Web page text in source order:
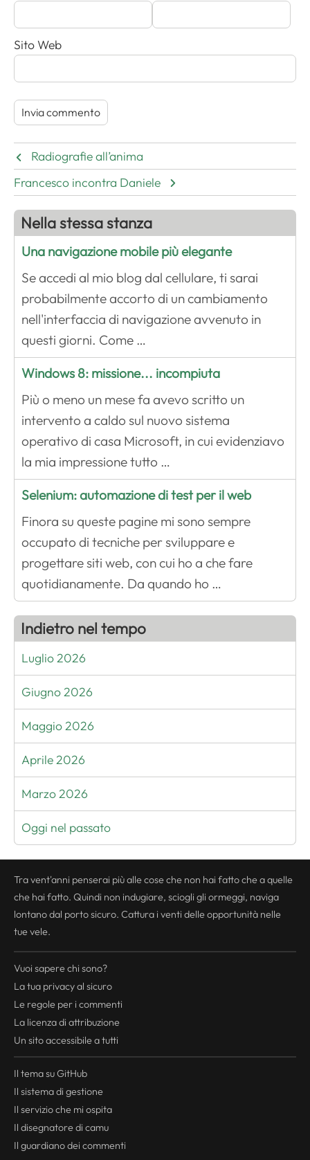
Sito Web
Radiografie all’anima
Francesco incontra Daniele
Nella stessa stanza
Una navigazione mobile più elegante
Se accedi al mio blog dal cellulare, ti sarai
probabilmente accorto di un cambiamento
nell'interfaccia di navigazione avvenuto in
questi giorni. Come …
Windows 8: missione... incompiuta
Più o meno un mese fa avevo scritto un
intervento a caldo sul nuovo sistema
operativo di casa Microsoft, in cui evidenziavo
la mia impressione tutto …
Selenium: automazione di test per il web
Finora su queste pagine mi sono sempre
occupato di tecniche per sviluppare e
progettare siti web, con cui ho a che fare
quotidianamente. Da quando ho …
Indietro nel tempo
Luglio 2026
Giugno 2026
Maggio 2026
Aprile 2026
Marzo 2026
Oggi nel passato
Tra vent'anni penserai più alle cose che non hai fatto che a quelle
che hai fatto. Quindi non indugiare, sciogli gli ormeggi, naviga
lontano dal porto sicuro. Cattura i venti delle opportunità nelle
tue vele.
Vuoi sapere chi sono?
La tua privacyal sicuro
Le regole per i commenti
La licenza di attribuzione
Un sito accessibile a tutti
Il tema su GitHub
Il sistema di gestione
Il servizio che mi ospita
Il disegnatore di camu
Il guardiano dei commenti